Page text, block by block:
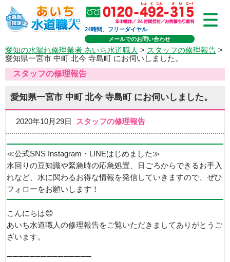
24時間、フリーダイヤル
メールでのお問い合わせ
愛知の水漏れ修理業者 あいち水道職人 > スタッフの修理報告 >
愛知県一宮市 中町 北今 寺島町 にお伺いしました。
スタッフの修理報告
愛知県一宮市 中町 北今 寺島町 にお伺いしました。
2020年10月29日 スタッフの修理報告
≪公式SNS Instagram・LINEはじめました≫
水回りの豆知識や緊急時の応急処置、日ごろからできるお手入
れなど、水に関わるお得な情報を発信していきますので、ぜひ
フォローをお願いします！
こんにちは😊
あいち水道職人の修理報告をご覧いただきましてありがとうご
ざいます。
➖➖➖➖➖➖➖➖➖➖➖➖➖➖➖